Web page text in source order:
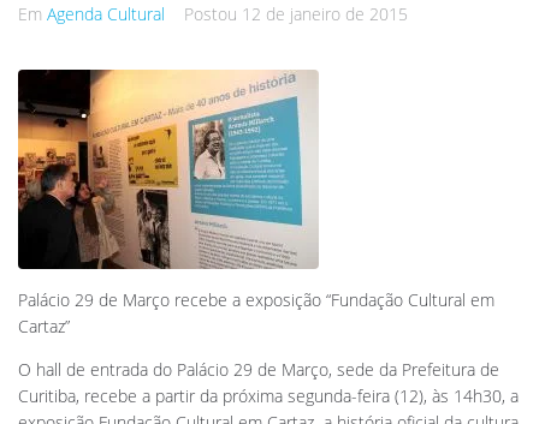
Em Agenda Cultural Postou 12 de janeiro de 2015
Palácio 29 de Março recebe a exposição “Fundação Cultural em
Cartaz”
O hall de entrada do Palácio 29 de Março, sede da Prefeitura de
Curitiba, recebe a partir da próxima segunda-feira (12), às 14h30, a